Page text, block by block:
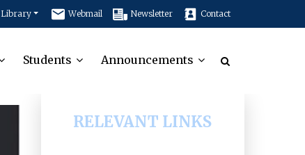
Library Webmail Newsletter Contact
Students Announcements
RELEVANT LINKS